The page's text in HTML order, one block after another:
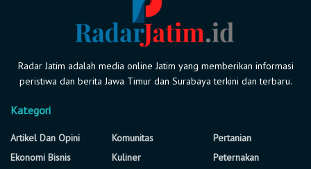
Radar Jatim adalah media online Jatim yang memberikan informasi
peristiwa dan berita Jawa Timur dan Surabaya terkini dan terbaru.
Kategori
Artikel Dan Opini
Ekonomi Bisnis
Komunitas
Kuliner
Pertanian
Peternakan